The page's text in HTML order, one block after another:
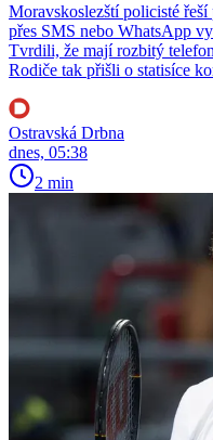
Moravskoslezští policisté
přes SMS nebo WhatsApp
Tvrdili, že mají rozbitý
Rodiče tak přišli o statisíce
Ostravská Drbna
dnes, 05:38
2 min